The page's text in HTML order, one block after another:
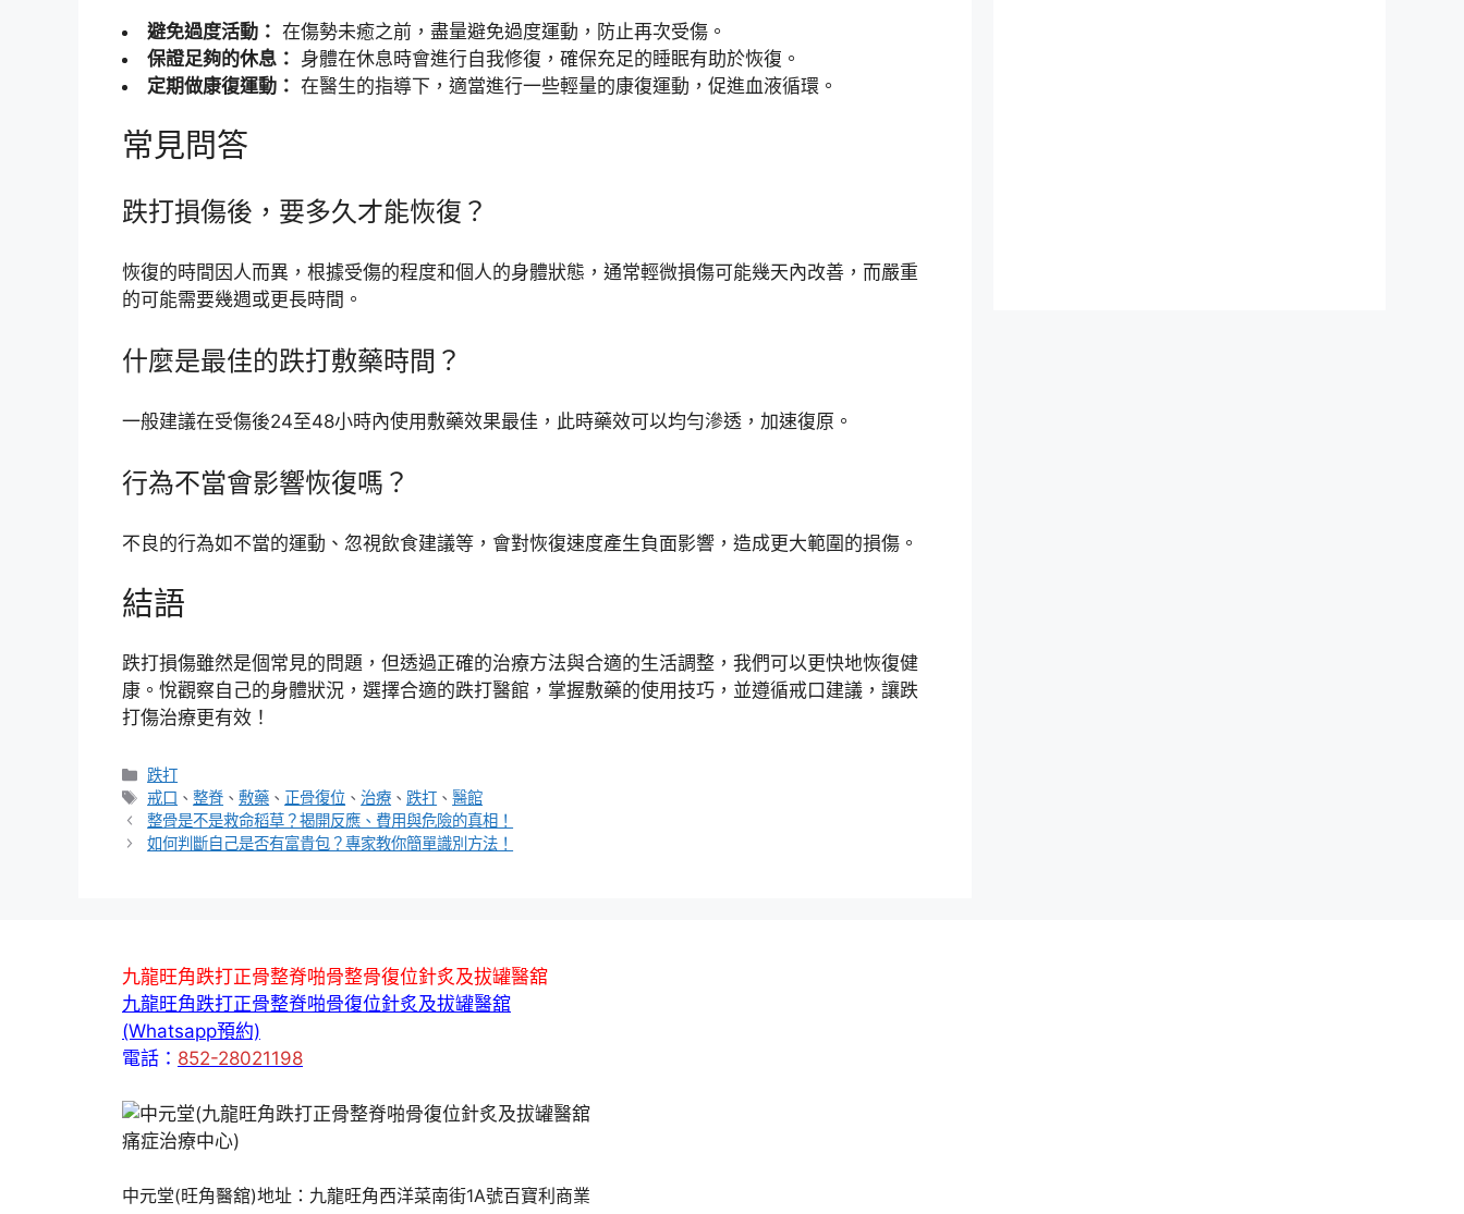
避免過度活動： 在傷勢未癒之前，盡量避免過度運動，防止再次受傷。
保證足夠的休息： 身體在休息時會進行自我修復，確保充足的睡眠有助於恢復。
定期做康復運動： 在醫生的指導下，適當進行一些輕量的康復運動，促進血液循環。
常見問答
跌打損傷後，要多久才能恢復？
恢復的時間因人而異，根據受傷的程度和個人的身體狀態，通常輕微損傷可能幾天內改善，而嚴重
的可能需要幾週或更長時間。
什麼是最佳的跌打敷藥時間？
一般建議在受傷後24至48小時內使用敷藥效果最佳，此時藥效可以均勻滲透，加速復原。
行為不當會影響恢復嗎？
不良的行為如不當的運動、忽視飲食建議等，會對恢復速度產生負面影響，造成更大範圍的損傷。
結語
跌打損傷雖然是個常見的問題，但透過正確的治療方法與合適的生活調整，我們可以更快地恢復健
康。悅觀察自己的身體狀況，選擇合適的跌打醫館，掌握敷藥的使用技巧，並遵循戒口建議，讓跌
打傷治療更有效！
分
類
跌打
標
籤
戒口 、整脊 、敷藥 、 正骨復位 、治療 、 跌打 、醫館
整骨是不是救命稻草？揭開反應、費用與危險的真相！
如何判斷自己是否有富貴包？專家教你簡單識別方法！
九龍旺角跌打正骨整脊啪骨整骨復位針炙及拔罐醫舘
九龍旺角跌打正骨整脊啪骨復位針炙及拔罐醫舘
(Whatsapp預約)
電話： 852-28021198
中元堂(旺角醫舘)地址：九龍旺角西洋菜南街1A號百寶利商業